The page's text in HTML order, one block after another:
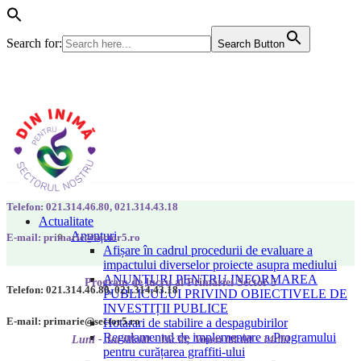
Search for: Search Button
Actualitate
Anunțuri
Afișare în cadrul procedurii de evaluare a
impactului diverselor proiecte asupra mediului
ANUNȚURI PENTRU INFORMAREA
PUBLICULUI PRIVIND OBIECTIVELE DE
INVESTIȚII PUBLICE
Hotarari de stabilire a despagubirilor
Regulamentul de implementare a Programului
pentru curățarea graffiti-ului
Telefon: 021.314.46.80, 021.314.43.18
E-mail: primarie@sector5.ro
Program de lucru al Primăriei Sector 5
Luni - Joi 08:00 - 16:30; Vineri 08:00 - 14:00
Telefon: 021.314.46.80, 021.314.43.18
E-mail: primarie@sector5.ro